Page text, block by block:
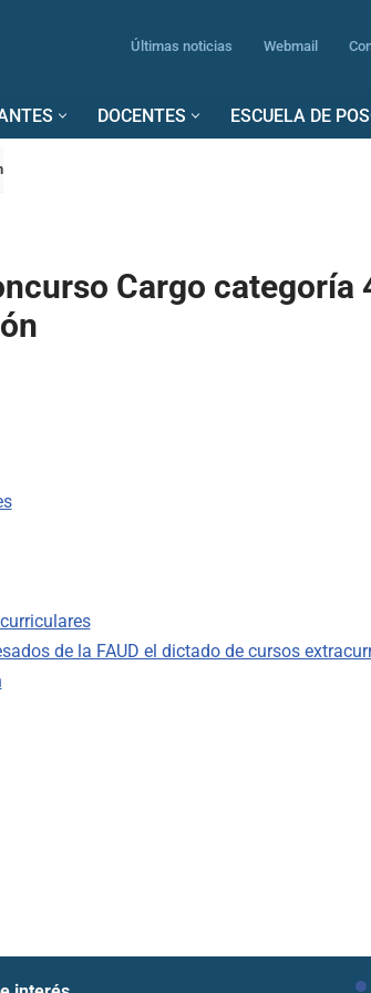
Últimas noticias Webmail
DOCENTES ESCUELA DE
Cargo categoría
de la FAUD el dictado de cursos